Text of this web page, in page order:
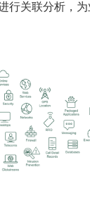
行关联分析，